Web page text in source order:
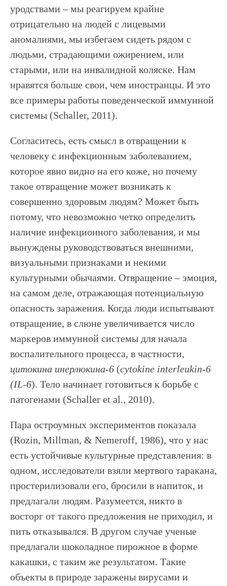
уродствами – мы реагируем крайне
отрицательно на людей с лицевыми
аномалиями, мы избегаем сидеть рядом с
людьми, страдающими ожирением, или
старыми, или на инвалидной коляске. Нам
нравятся больше свои, чем иностранцы. И это
все примеры работы поведенческой иммунной
системы (Schaller, 2011).
Согласитесь, есть смысл в отвращении к
человеку с инфекционным заболеванием,
которое явно видно на его коже, но почему
такое отвращение может возникать к
совершенно здоровым людям? Может быть
потому, что невозможно четко определить
наличие инфекционного заболевания, и мы
вынуждены руководствоваться внешними,
визуальными признаками и некими
культурными обычаями. Отвращение – эмоция,
на самом деле, отражающая потенциальную
опасность заражения. Когда люди испытывают
отвращение, в слюне увеличивается число
маркеров иммунной системы для начала
воспалительного процесса, в частности,
цитокина инерлюкина-6 (cytokine interleukin-6
(IL-6). Тело начинает готовиться к борьбе с
патогенами (Schaller et al., 2010).
Пара остроумных экспериментов показала
(Rozin, Millman, & Nemeroff, 1986), что у нас
есть устойчивые культурные представления: в
одном, исследователи взяли мертвого таракана,
простерилизовали его, бросили в напиток, и
предлагали людям. Разумеется, никто в
восторг от такого предложения не приходил, и
пить отказывался. В другом случае ученые
предлагали шоколадное пирожное в форме
какашки, с таким же результатом. Такие
объекты в природе заражены вирусами и